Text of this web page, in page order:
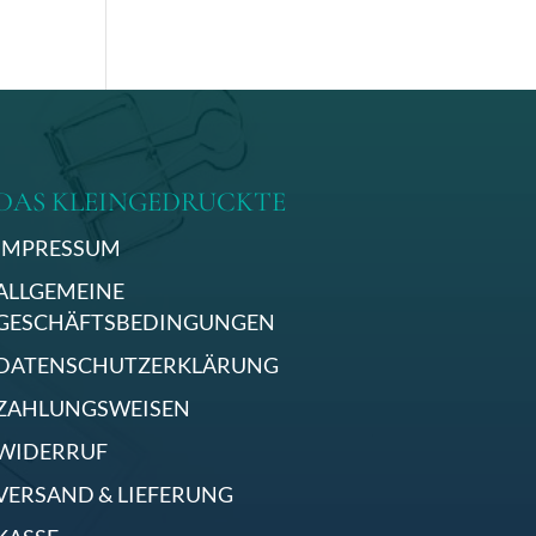
KLEINGEDRUCKTE
& LIEFERUNG